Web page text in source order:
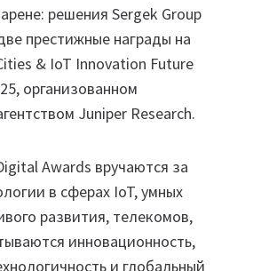
решения Sergek Group
престижные награды на
& IoT Innovation Future
организованном
Juniper Research.
Awards вручаются за
в сферах IoT, умных
развития, телекомов,
инновационность,
и глобальный